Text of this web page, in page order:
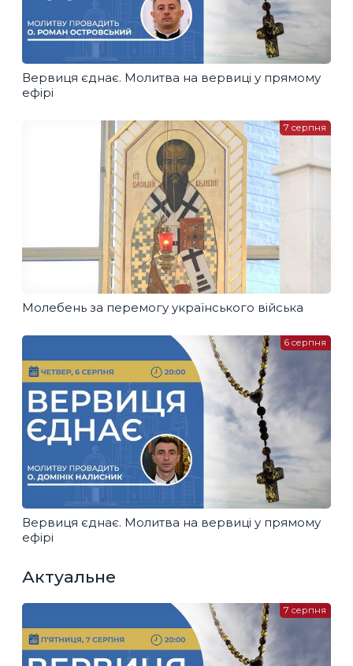
Вервиця єднає. Молитва на вервиці у прямому
ефірі
Молебень за перемогу українського війська
7 серпня
Вервиця єднає. Молитва на вервиці у прямому
ефірі
6 серпня
Актуальне
7 серпня